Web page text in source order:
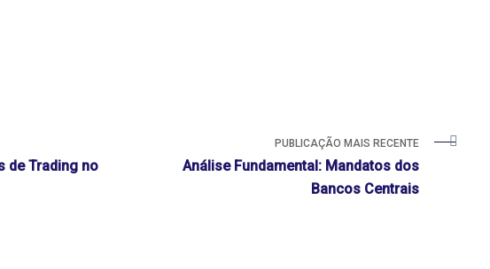
de Trading no
PUBLICAÇÃO MAIS RECENTE
Análise Fundamental: Mandatos dos
Bancos Centrais